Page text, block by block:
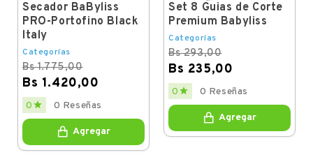
Secador BaByliss
PRO-Portofino Black
Italy
Categorías
Bs 1.775,00
Bs 1.420,00
Regular
price
Price
0  0 Reseñas
Agregar
Set 8 Guias de Corte
Premium Babyliss
Categorías
Bs 293,00
Bs 235,00
Regular
price
Price
0  0 Reseñas
Agregar